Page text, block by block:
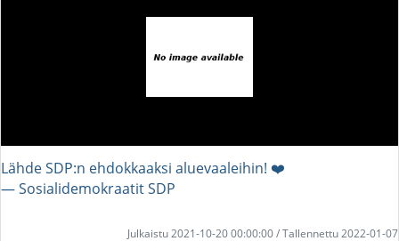
Lähde SDP:n ehdokkaaksi aluevaaleihin! ❤️
― Sosialidemokraatit SDP
Julkaistu 2021-10-20 00:00:00 / Tallennettu 2022-01-07